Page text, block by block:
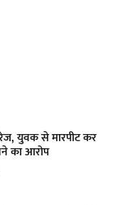
युवक से मारपीट कर
का आरोप